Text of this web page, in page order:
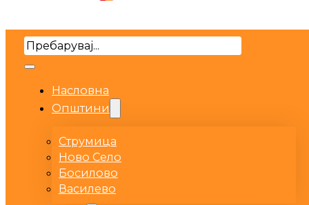
Search
Насловна
Општини
Струмица
Ново Село
Босилово
Василево